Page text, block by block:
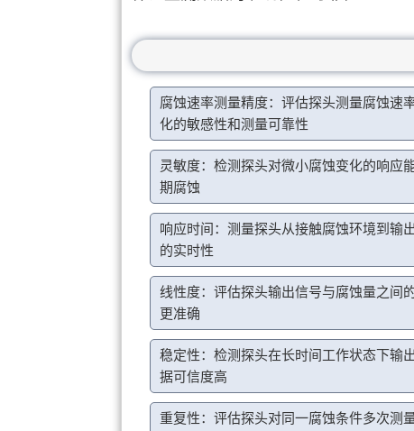
腐蚀速率测量精度：评估探头测量腐蚀速
化的敏感性和测量可靠性
灵敏度：检测探头对微小腐蚀变化的响应
期腐蚀
响应时间：测量探头从接触腐蚀环境到输
的实时性
线性度：评估探头输出信号与腐蚀量之间
更准确
稳定性：检测探头在长时间工作状态下输
据可信度高
重复性：评估探头对同一腐蚀条件多次测